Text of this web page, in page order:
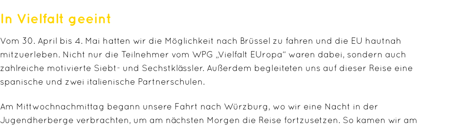
In Vielfalt geeint
Vom 30. April bis 4. Mai hatten wir die Möglichkeit nach Brüssel zu fahren und die EU hautnah
mitzuerleben. Nicht nur die Teilnehmer vom WPG „Vielfalt EUropa“ waren dabei, sondern auch
zahlreiche motivierte Siebt- und Sechstklässler. Außerdem begleiteten uns auf dieser Reise eine
spanische und zwei italienische Partnerschulen.
Am Mittwochnachmittag begann unsere Fahrt nach Würzburg, wo wir eine Nacht in der
Jugendherberge verbrachten, um am nächsten Morgen die Reise fortzusetzen. So kamen wir am